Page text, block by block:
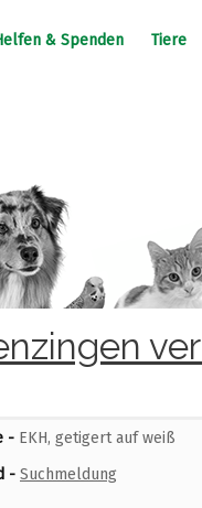
& Spenden Tiere
- EKH, getigert auf weiß
- Suchmeldung